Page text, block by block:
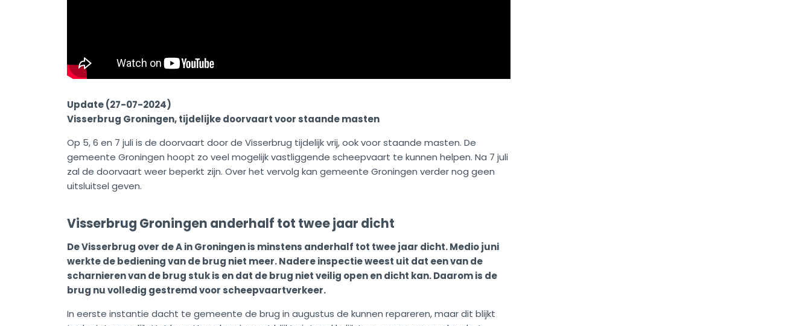
Update (27-07-2024)
Visserbrug Groningen, tijdelijke doorvaart voor staande masten
Op 5, 6 en 7 juli is de doorvaart door de Visserbrug tijdelijk vrij, ook voor staande masten. De
gemeente Groningen hoopt zo veel mogelijk vastliggende scheepvaart te kunnen helpen. Na 7 juli
zal de doorvaart weer beperkt zijn. Over het vervolg kan gemeente Groningen verder nog geen
uitsluitsel geven.
Visserbrug Groningen anderhalf tot twee jaar dicht
De Visserbrug over de A in Groningen is minstens anderhalf tot twee jaar dicht. Medio juni
werkte de bediening van de brug niet meer. Nadere inspectie weest uit dat een van de
scharnieren van de brug stuk is en dat de brug niet veilig open en dicht kan. Daarom is de
brug nu volledig gestremd voor scheepvaartverkeer.
In eerste instantie dacht te gemeente de brug in augustus de kunnen repareren, maar dit blijkt